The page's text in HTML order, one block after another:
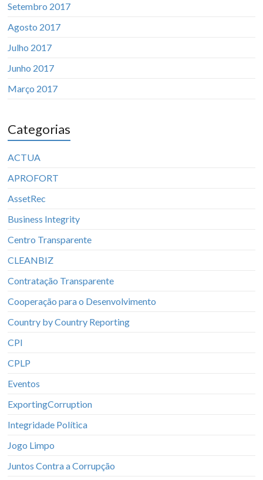
Setembro 2017
Agosto 2017
Julho 2017
Junho 2017
Março 2017
Categorias
ACTUA
APROFORT
AssetRec
Business Integrity
Centro Transparente
CLEANBIZ
Contratação Transparente
Cooperação para o Desenvolvimento
Country by Country Reporting
CPI
CPLP
Eventos
ExportingCorruption
Integridade Política
Jogo Limpo
Juntos Contra a Corrupção